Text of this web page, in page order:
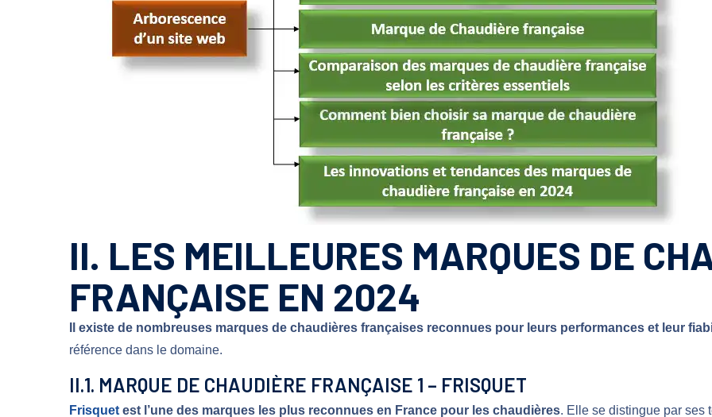
II. LES MEILLEURES MARQUES DE
FRANÇAISE EN 2024
Il existe de nombreuses marques de chaudières françaises reconnues pour leurs performances et leur
référence dans le domaine.
II.1. MARQUE DE CHAUDIÈRE FRANÇAISE 1 – FRISQUET
Frisquet est l’une des marques les plus reconnues en France pour les chaudières. Elle se distingue par ses